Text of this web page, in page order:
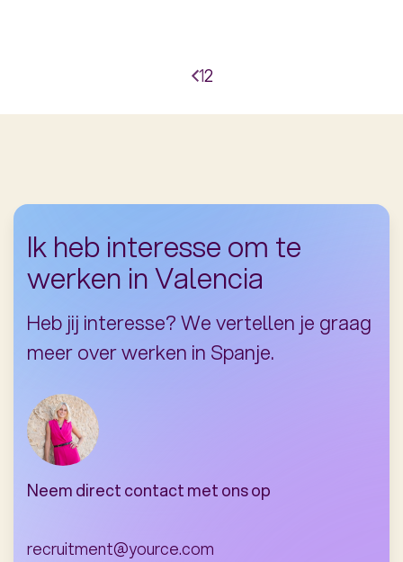
Paginering
VorigePage
1Huidige
2
Ik heb interesse om te
werken in Valencia
Heb jij interesse? We vertellen je graag
meer over werken in Spanje.
Neem direct contact met ons op
recruitment@yource.com